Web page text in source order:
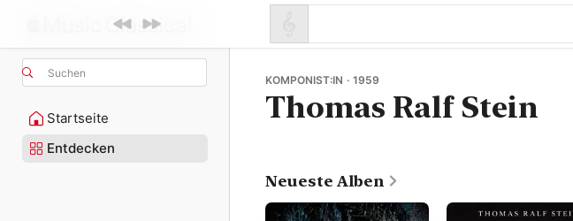
Suchen
Startseite
Entdecken
KOMPONIST:IN · 1959
Thomas Ralf Stein
Neueste Alben